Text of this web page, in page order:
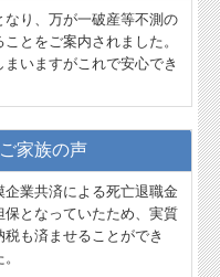
り、万が一破産等不測の
とをご案内されました。
いますがこれで安心でき
家族の声
業共済による死亡退職金
となっていたため、実質
も済ませることができ